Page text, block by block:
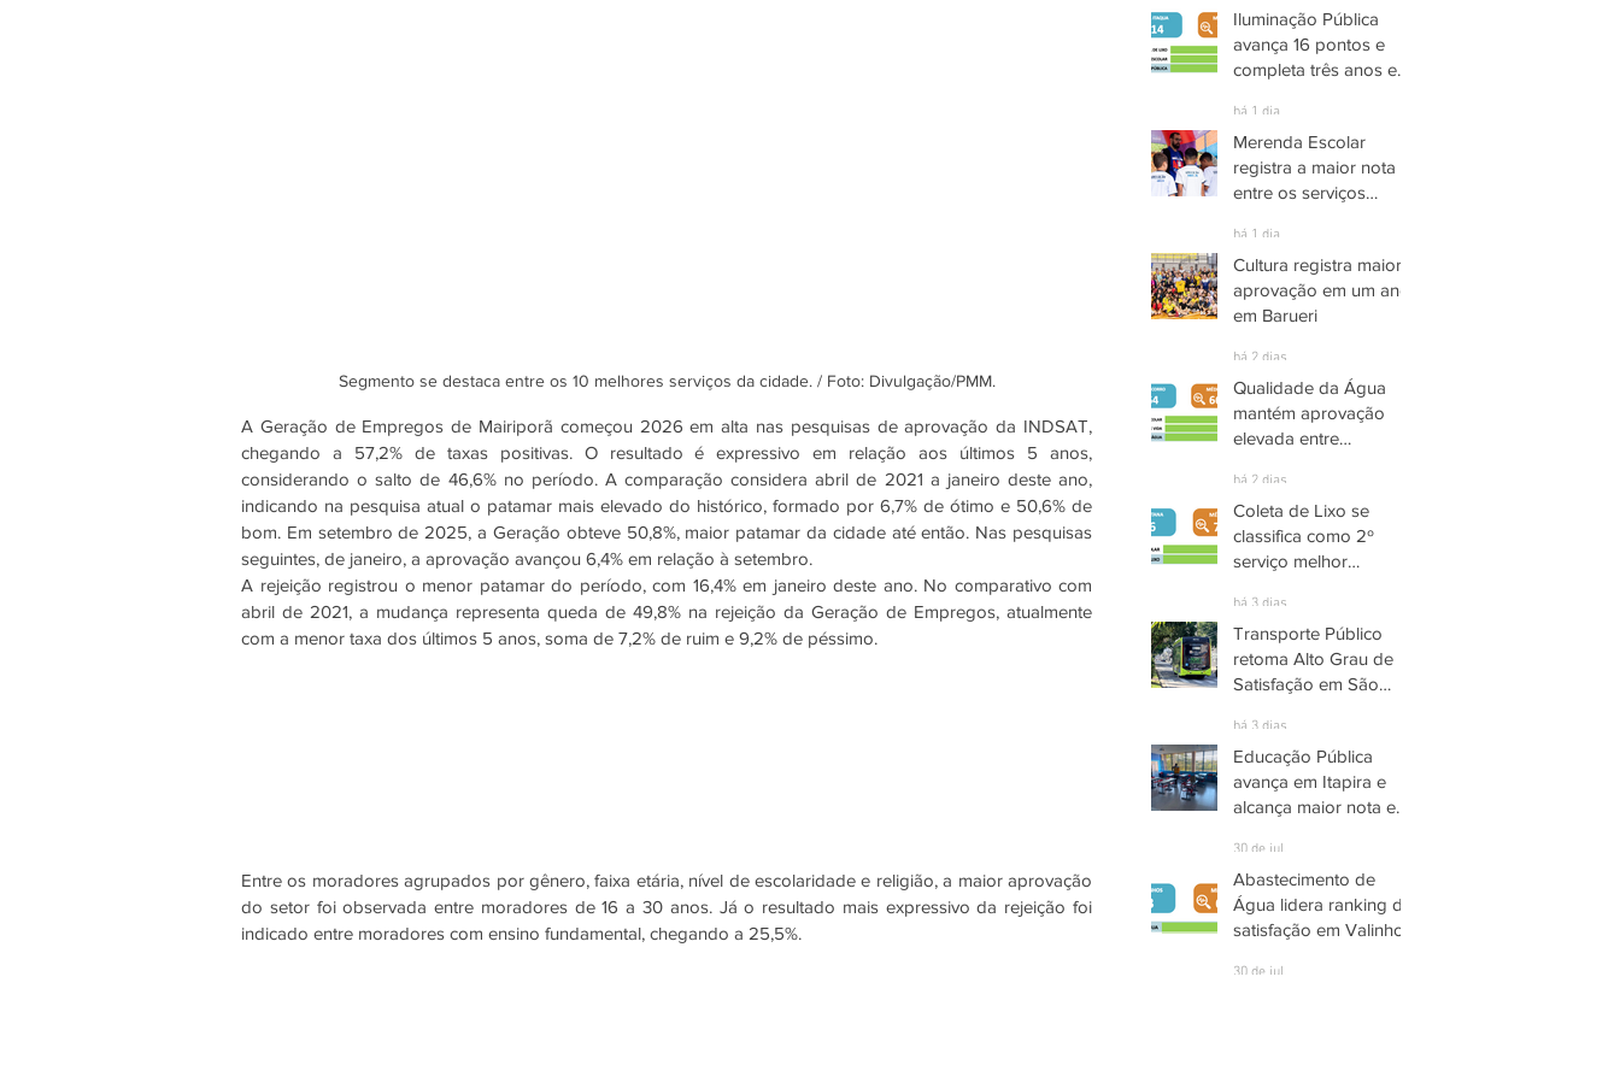
Segmento se destaca entre os 10 melhores serviços da cidade. / Foto: Divulgação/PMM.
A Geração de Empregos de Mairiporã começou 2026 em alta nas pesquisas de aprovação da INDSAT,
chegando a 57,2% de taxas positivas. O resultado é expressivo em relação aos últimos 5 anos,
considerando o salto de 46,6% no período. A comparação considera abril de 2021 a janeiro deste ano,
indicando na pesquisa atual o patamar mais elevado do histórico, formado por 6,7% de ótimo e 50,6% de
bom. Em setembro de 2025, a Geração obteve 50,8%, maior patamar da cidade até então. Nas pesquisas
seguintes, de janeiro, a aprovação avançou 6,4% em relação à setembro.
A rejeição registrou o menor patamar do período, com 16,4% em janeiro deste ano. No comparativo com
abril de 2021, a mudança representa queda de 49,8% na rejeição da Geração de Empregos, atualmente
com a menor taxa dos últimos 5 anos, soma de 7,2% de ruim e 9,2% de péssimo.
Entre os moradores agrupados por gênero, faixa etária, nível de escolaridade e religião, a maior aprovação
do setor foi observada entre moradores de 16 a 30 anos. Já o resultado mais expressivo da rejeição foi
indicado entre moradores com ensino fundamental, chegando a 25,5%.
Iluminação Pública
avança 16 pontos e
completa três anos em
Satisfação em
Itaquaquecetuba
há 1 dia
Merenda Escolar
registra a maior nota
entre os serviços
há 1 dia
Cultura registra maior
aprovação em um ano
em Barueri
há 2 dias
Qualidade da Água
mantém aprovação
elevada entre
há 2 dias
Coleta de Lixo se
classifica como 2º
serviço melhor
de Parnaíba
há 3 dias
Transporte Público
retoma Alto Grau de
Satisfação em São
há 3 dias
Educação Pública
avança em Itapira e
alcança maior nota em
30 de jul.
Abastecimento de
Água lidera ranking de
satisfação em Valinhos
30 de jul.